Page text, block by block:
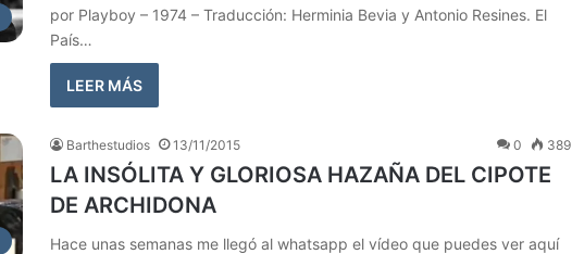
por Playboy – 1974 – Traducción: Herminia Bevia y Antonio Resines. El
País…
LEER MÁS
Barthestudios 13/11/2015 0 389
LA INSÓLITA Y GLORIOSA HAZAÑA DEL CIPOTE
DE ARCHIDONA
Hace unas semanas me llegó al whatsapp el vídeo que puedes ver aquí